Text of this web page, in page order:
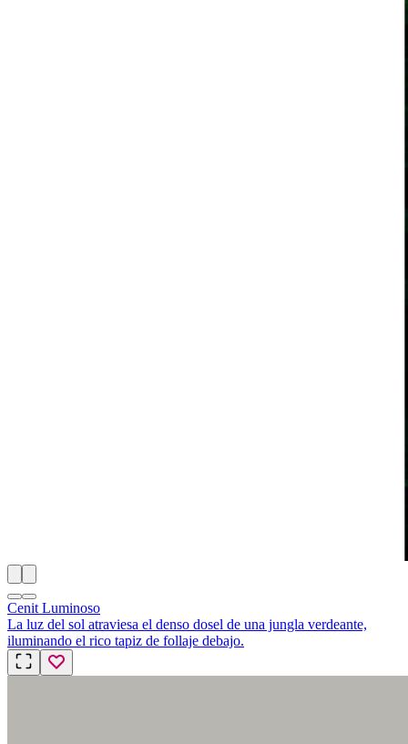
Cenit Luminoso
La luz del sol atraviesa el denso dosel de una jungla verdeante,
iluminando el rico tapiz de follaje debajo.